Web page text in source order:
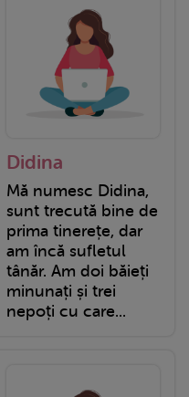
Didina
Mă numesc Didina,
sunt trecută bine de
prima tinerețe, dar
am încă sufletul
tânăr. Am doi băieți
minunați și trei
nepoți cu care...